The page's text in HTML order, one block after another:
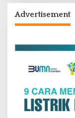
Advertisement